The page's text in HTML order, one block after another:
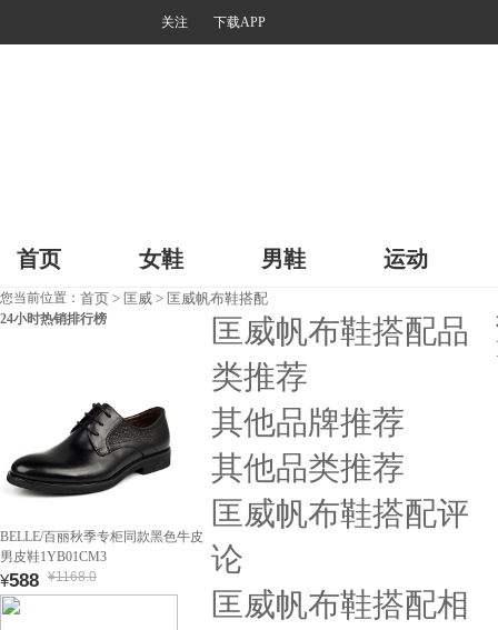
关注 下载APP
首页 女鞋 男鞋 运动
您当前位置： 首页 > 匡威 > 匡威帆布鞋搭配
24小时热销排行榜
BELLE/百丽秋季专柜同款黑色牛皮
男皮鞋1YB01CM3
¥588 ¥1168.0
匡威帆布鞋搭配品
类推荐
其他品牌推荐
其他品类推荐
匡威帆布鞋搭配评
论
匡威帆布鞋搭配相